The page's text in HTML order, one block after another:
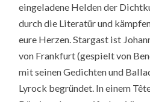
eingeladene Helden der
durch die Literatür und
eure Herzen. Stargast ist
von Frankfurt (gespielt von
mit seinen Gedichten und
Lyrock begründet. In einem